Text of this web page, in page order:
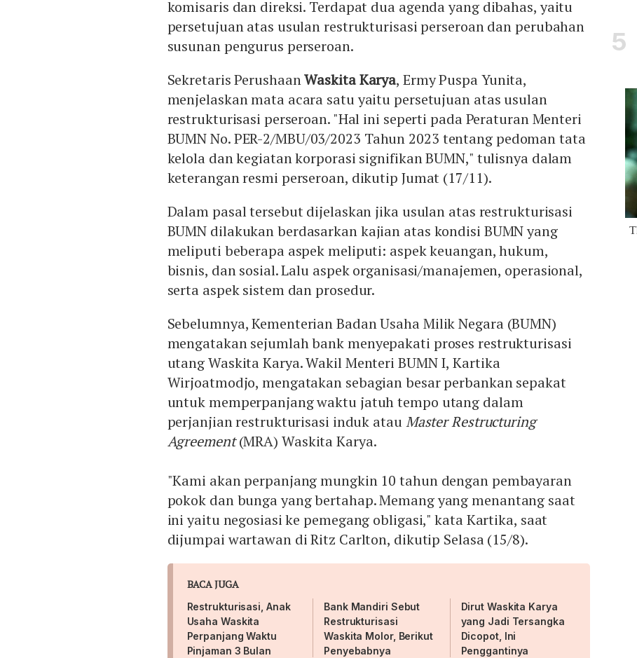
komisaris dan direksi. Terdapat dua agenda yang dibahas, yaitu
persetujuan atas usulan restrukturisasi perseroan dan perubahan
susunan pengurus perseroan.
Sekretaris PerushaanWaskita Karya, Ermy Puspa Yunita,
menjelaskan mata acara satu yaitu persetujuan atas usulan
restrukturisasi perseroan. "Hal ini seperti pada Peraturan Menteri
BUMN No. PER-2/MBU/03/2023 Tahun 2023 tentang pedoman tata
kelola dan kegiatan korporasi signifikan BUMN," tulisnya dalam
keterangan resmi perseroan, dikutip Jumat (17/11).
Dalam pasal tersebut dijelaskan jika usulan atas restrukturisasi
BUMN dilakukan berdasarkan kajian atas kondisi BUMN yang
meliputi beberapa aspek meliputi: aspek keuangan, hukum,
bisnis, dan sosial. Lalu aspek organisasi/manajemen, operasional,
serta aspek sistem dan prosedur.
Sebelumnya, Kementerian Badan Usaha Milik Negara (BUMN)
mengatakan sejumlah bank menyepakati proses restrukturisasi
utang Waskita Karya. Wakil Menteri BUMN I, Kartika
Wirjoatmodjo, mengatakan sebagian besar perbankan sepakat
untuk memperpanjang waktu jatuh tempo utang dalam
perjanjian restrukturisasi induk atauMaster Restructuring
Agreement(MRA) Waskita Karya.
"Kami akan perpanjang mungkin 10 tahun dengan pembayaran
pokok dan bunga yang bertahap. Memang yang menantang saat
ini yaitu negosiasi ke pemegang obligasi," kata Kartika, saat
dijumpai wartawan di Ritz Carlton, dikutip Selasa (15/8).
BACA JUGA
Restrukturisasi, Anak
Usaha Waskita
Perpanjang Waktu
Pinjaman 3 Bulan
Bank Mandiri Sebut
Restrukturisasi
Waskita Molor, Berikut
Penyebabnya
Dirut Waskita Karya
yang Jadi Tersangka
Dicopot, Ini
Penggantinya